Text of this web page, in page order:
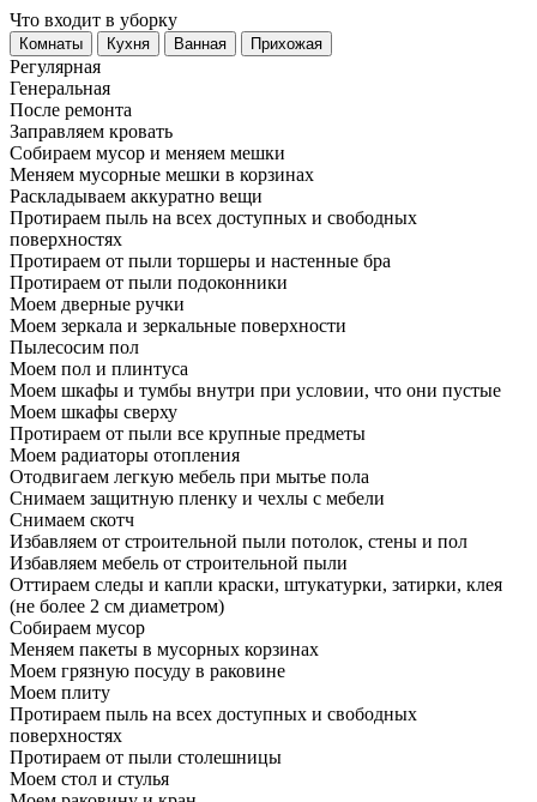
Что входит в уборку
Регу­лярная
Гене­ральная
После ремонта
Заправляем кровать
Собираем мусор и меняем мешки
Меняем мусорные мешки в корзинах
Раскладываем аккуратно вещи
Протираем пыль на всех доступных и свободных
поверхностях
Протираем от пыли торшеры и настенные бра
Протираем от пыли подоконники
Моем дверные ручки
Моем зеркала и зеркальные поверхности
Пылесосим пол
Моем пол и плинтуса
Моем шкафы и тумбы внутри при условии, что они пустые
Моем шкафы сверху
Протираем от пыли все крупные предметы
Моем радиаторы отопления
Отодвигаем легкую мебель при мытье пола
Снимаем защитную пленку и чехлы с мебели
Снимаем скотч
Избавляем от строительной пыли потолок, стены и пол
Избавляем мебель от строительной пыли
Оттираем следы и капли краски, штукатурки, затирки, клея
(не более 2 см диаметром)
Собираем мусор
Меняем пакеты в мусорных корзинах
Моем грязную посуду в раковине
Моем плиту
Протираем пыль на всех доступных и свободных
поверхностях
Протираем от пыли столешницы
Моем стол и стулья